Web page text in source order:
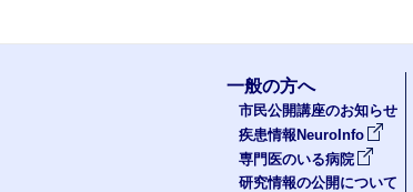
一般の方へ
市民公開講座のお知らせ
疾患情報NeuroInfo
専門医のいる病院
研究情報の公開について